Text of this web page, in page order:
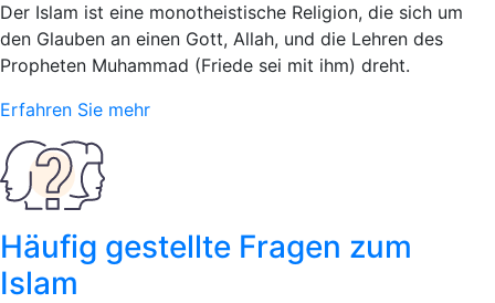
Der Islam ist eine monotheistische Religion, die sich um
den Glauben an einen Gott, Allah, und die Lehren des
Propheten Muhammad (Friede sei mit ihm) dreht.
Erfahren Sie mehr
Häufig gestellte Fragen zum
Islam